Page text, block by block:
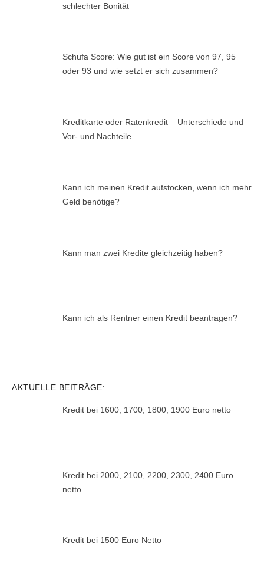
schlechter Bonität
Schufa Score: Wie gut ist ein Score von 97, 95
oder 93 und wie setzt er sich zusammen?
Kreditkarte oder Ratenkredit – Unterschiede und
Vor- und Nachteile
Kann ich meinen Kredit aufstocken, wenn ich mehr
Geld benötige?
Kann man zwei Kredite gleichzeitig haben?
Kann ich als Rentner einen Kredit beantragen?
AKTUELLE BEITRÄGE:
Kredit bei 1600, 1700, 1800, 1900 Euro netto
Kredit bei 2000, 2100, 2200, 2300, 2400 Euro
netto
Kredit bei 1500 Euro Netto